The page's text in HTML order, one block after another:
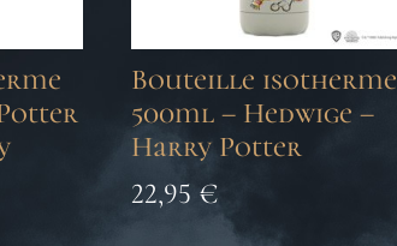
Bouteille isotherme
500ml – Hedwige –
Harry Potter
22,95 €